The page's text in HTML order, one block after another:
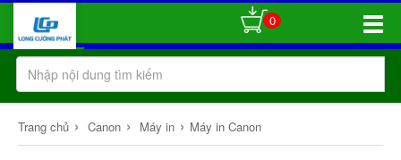
Toggle
0
Trang chủ › Canon › Máy in › Máy in Canon